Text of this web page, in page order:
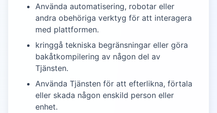
Använda automatisering, robotar eller
andra obehöriga verktyg för att interagera
med plattformen.
kringgå tekniska begränsningar eller göra
bakåtkompilering av någon del av
Tjänsten.
Använda Tjänsten för att efterlikna, förtala
eller skada någon enskild person eller
enhet.